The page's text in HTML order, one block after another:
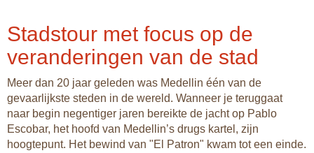
Stadstour met focus op de
veranderingen van de stad
Meer dan 20 jaar geleden was Medellin één van de
gevaarlijkste steden in de wereld. Wanneer je teruggaat
naar begin negentiger jaren bereikte de jacht op Pablo
Escobar, het hoofd van Medellin’s drugs kartel, zijn
hoogtepunt. Het bewind van "El Patron" kwam tot een einde.